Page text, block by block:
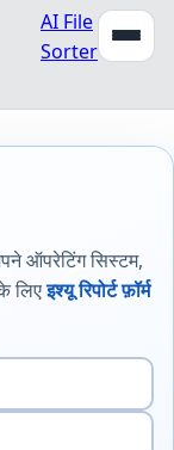
AI File
Sorter
ऑपरेटिंग सिस्टम,
लिएइश्यू रिपोर्ट फ़ॉर्म